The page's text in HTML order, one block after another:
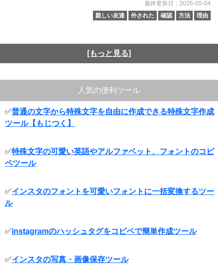
最終更新日：2026-05-04
親しい友達
外された 確認 方法 理由
[もっと見る]
人気の便利ツール
✅普通の文字から特殊文字を自由に作成できる特殊文字作成
ツール【もじつく】
✅特殊文字の可愛い英語やアルファベット、フォントのコピ
ペツール
✅インスタのフォントを可愛いフォントに一括変換するツー
ル
✅instagramのハッシュタグをコピペで簡単作成ツール
✅インスタの写真・画像保存ツール